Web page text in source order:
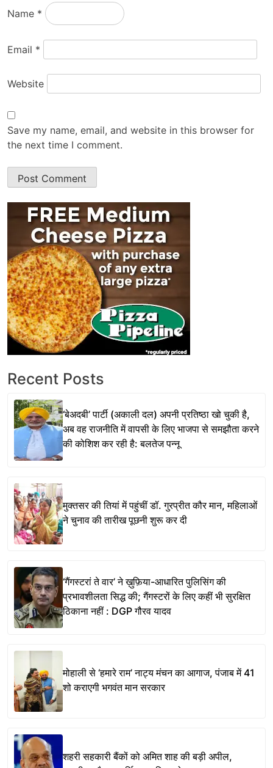
Name *
Email *
Website
Save my name, email, and website in this browser for
the next time I comment.
Recent Posts
‘बेअदबी’ पार्टी (अकाली दल) अपनी प्रतिष्ठा खो चुकी है,
अब वह राजनीति में वापसी के लिए भाजपा से समझौता करने
की कोशिश कर रही है: बलतेज पन्नू
मुक्तसर की तियां में पहुंचीं डॉ. गुरप्रीत कौर मान, महिलाओं
ने चुनाव की तारीख पूछनी शुरू कर दी
‘गैंगस्टरां ते वार’ ने ख़ुफ़िया-आधारित पुलिसिंग की
प्रभावशीलता सिद्ध की; गैंगस्टरों के लिए कहीं भी सुरक्षित
ठिकाना नहीं : DGP गौरव यादव
मोहाली से ‘हमारे राम’ नाट्य मंचन का आगाज, पंजाब में 41
शो कराएगी भगवंत मान सरकार
शहरी सहकारी बैंकों को अमित शाह की बड़ी अपील,